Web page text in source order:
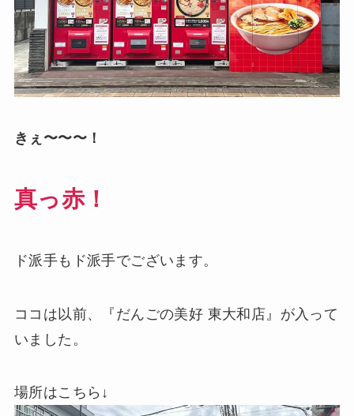
きぇ〜〜〜！
真っ赤！
ド派手もド派手でございます。
ココは以前、『だんごの美好 東大和店』が入って
いました。
場所はこちら↓